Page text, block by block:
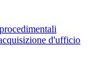
d'ufficio